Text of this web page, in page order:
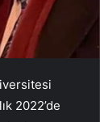
2022’de